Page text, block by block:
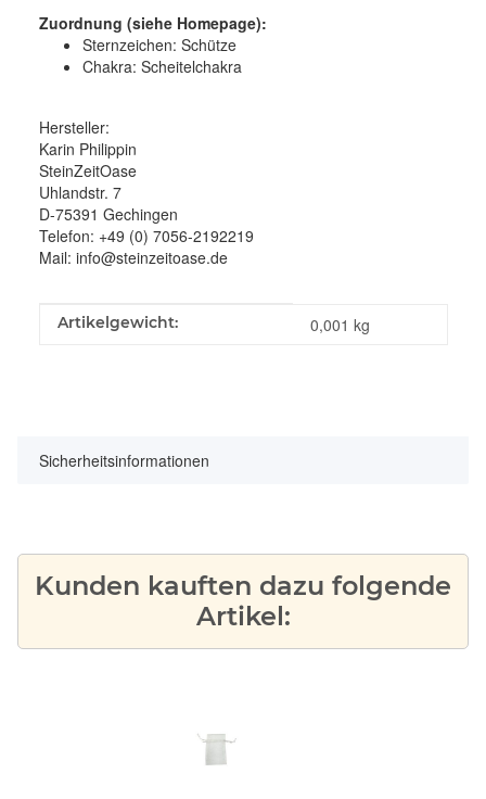
Zuordnung (siehe Homepage):
Sternzeichen: Schütze
Chakra: Scheitelchakra
Hersteller:
Karin Philippin
SteinZeitOase
Uhlandstr. 7
D-75391 Gechingen
Telefon: +49 (0) 7056-2192219
Mail: info@steinzeitoase.de
Produkteigenschaft
Wert
Artikelgewicht: 0,001 kg
Sicherheitsinformationen
Kunden kauften dazu folgende
Artikel: